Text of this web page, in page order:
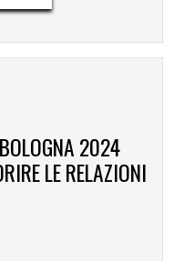
2024
LE RELAZIONI